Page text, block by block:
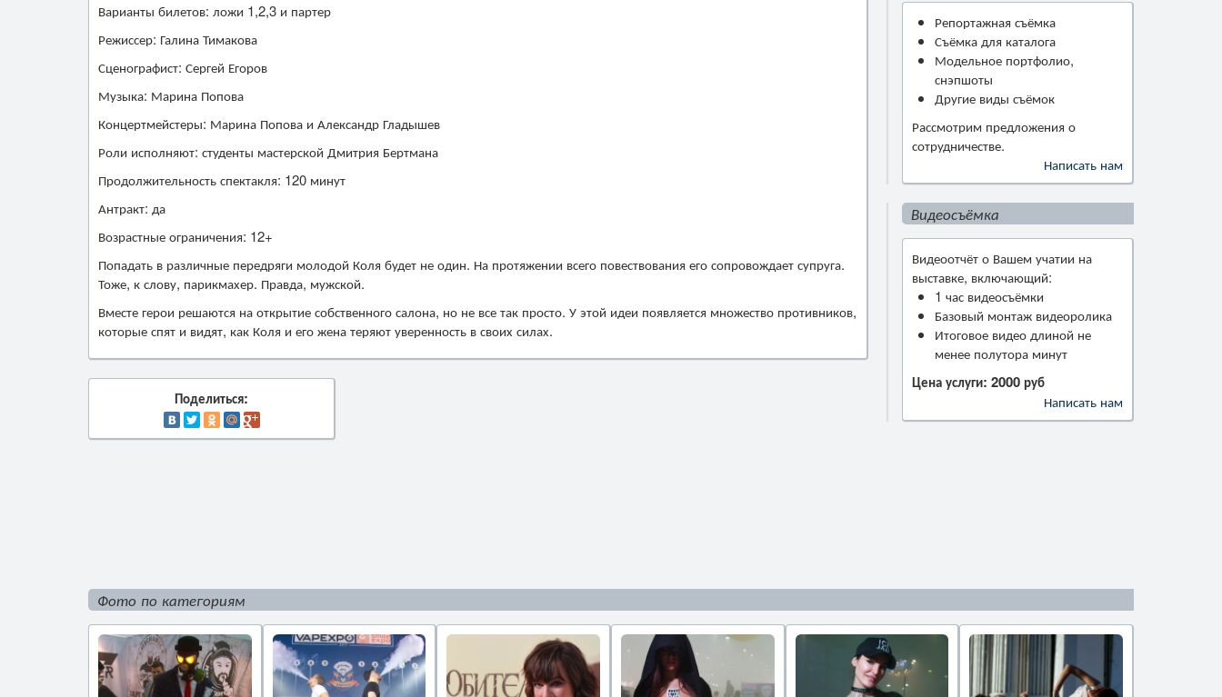
Варианты билетов: ложи 1,2,3 и партер
Режиссер: Галина Тимакова
Сценографист: Сергей Егоров
Музыка: Марина Попова
Концертмейстеры: Марина Попова и Александр Гладышев
Роли исполняют: студенты мастерской Дмитрия Бертмана
Продолжительность спектакля: 120 минут
Антракт: да
Возрастные ограничения: 12+
Попадать в различные передряги молодой Коля будет не один. На протяжении всего повествования его сопровождает супруга.
Тоже, к слову, парикмахер. Правда, мужской.
Вместе герои решаются на открытие собственного салона, но не все так просто. У этой идеи появляется множество противников,
которые спят и видят, как Коля и его жена теряют уверенность в своих силах.
Поделиться:
Репортажная съёмка
Съёмка для каталога
Модельное портфолио,
снэпшоты
Другие виды съёмок
Рассмотрим предложения о
сотрудничестве.
Написать нам
Видеосъёмка
Видеоотчёт о Вашем учатии на
выставке, включающий:
1 час видеосъёмки
Базовый монтаж видеоролика
Итоговое видео длиной не
менее полутора минут
Цена услуги: 2000 руб
Написать нам
Фото по категориям